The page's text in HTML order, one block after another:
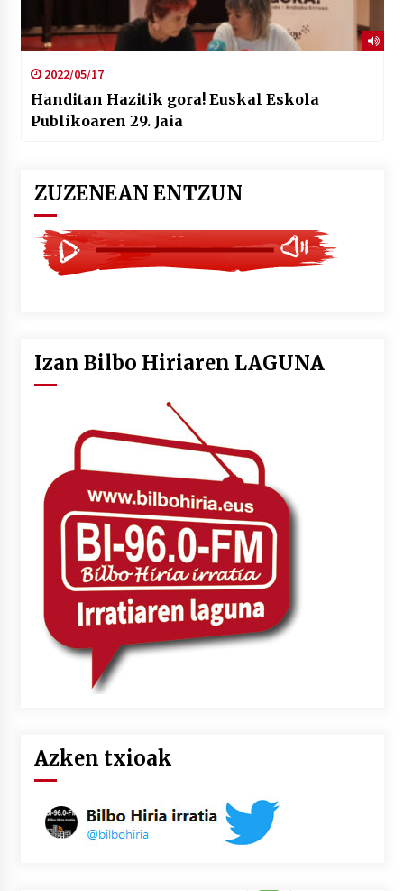
2022/05/17
Handitan Hazitik gora! Euskal Eskola
Publikoaren 29. Jaia
ZUZENEAN ENTZUN
Izan Bilbo Hiriaren LAGUNA
Azken txioak